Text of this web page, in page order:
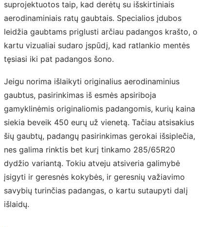
suprojektuotos taip, kad derėtų su išskirtiniais
aerodinaminiais ratų gaubtais. Specialios įdubos
leidžia gaubtams priglusti arčiau padangos krašto, o
kartu vizualiai sudaro įspūdį, kad ratlankio mentės
tęsiasi iki pat padangos šono.
Jeigu norima išlaikyti originalius aerodinaminius
gaubtus, pasirinkimas iš esmės apsiriboja
gamyklinėmis originaliomis padangomis, kurių kaina
siekia beveik 450 eurų už vienetą. Tačiau atsisakius
šių gaubtų, padangų pasirinkimas gerokai išsiplečia,
nes galima rinktis bet kurį tinkamo 285/65R20
dydžio variantą. Tokiu atveju atsiveria galimybė
įsigyti ir geresnės kokybės, ir geresnių važiavimo
savybių turinčias padangas, o kartu sutaupyti dalį
išlaidų.